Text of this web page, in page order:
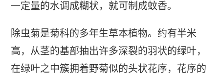
一定量的水调成糊状，就可制成蚊香。
除虫菊是菊科的多年生草本植物。约有半米
高，从茎的基部抽出许多深裂的羽状的绿叶，
在绿叶之中簇拥着野菊似的头状花序，花序的